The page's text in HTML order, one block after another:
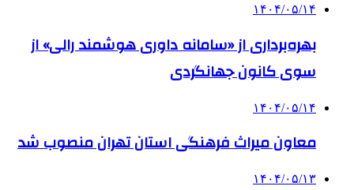
۱۴۰۴/۰۵/۱۴
بهره‌برداری از «سامانه داوری هوشمند رالی» از
سوی کانون جهانگردی
۱۴۰۴/۰۵/۱۴
معاون میراث فرهنگی استان تهران منصوب شد
۱۴۰۴/۰۵/۱۳